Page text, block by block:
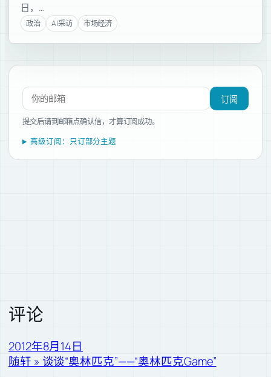
日，…
政治 AI采访 市场经济
订阅新文章
订阅
提交后请到邮箱点确认信，才算订阅成功。
高级订阅：只订部分主题
评论
2012年8月14日
随轩 » 谈谈“奥林匹克”——“奥林匹克Game”